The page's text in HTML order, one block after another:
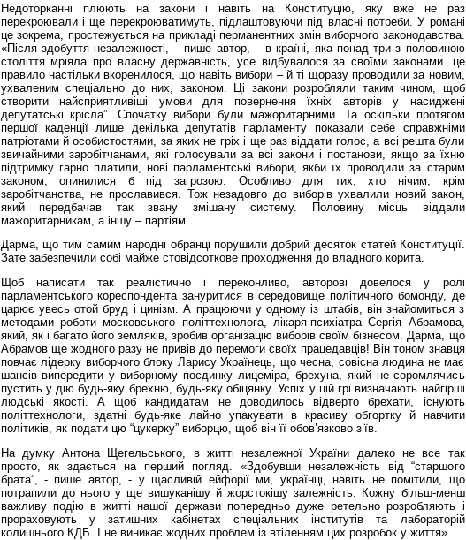
Недоторканні плюють на закони і навіть на Конституцію, яку вже не раз
перекроювали і ще перекроюватимуть, підлаштовуючи під власні потреби. У романі
це зокрема, простежується на прикладі перманентних змін виборчого законодавства.
«Після здобуття незалежності, – пише автор, – в країні, яка понад три з половиною
століття мріяла про власну державність, усе відбувалося за своїми законами. це
правило настільки вкоренилося, що навіть вибори – й ті щоразу проводили за новим,
ухваленим спеціально до них, законом. Ці закони розробляли таким чином, щоб
створити найсприятливіші умови для повернення їхніх авторів у насиджені
депутатські крісла”. Спочатку вибори були мажоритарними. Та оскільки протягом
першої каденції лише декілька депутатів парламенту показали себе справжніми
патріотами й особистостями, за яких не гріх і ще раз віддати голос, а всі решта були
звичайними заробітчанами, які голосували за всі закони і постанови, якщо за їхню
підтримку гарно платили, нові парламентські вибори, якби їх проводили за старим
законом, опинилися б під загрозою. Особливо для тих, хто нічим, крім
заробітчанства, не прославився. Тож незадовго до виборів ухвалили новий закон,
який передбачав так звану змішану систему. Половину місць віддали
мажоритарникам, а іншу – партіям.
Дарма, що тим самим народні обранці порушили добрий десяток статей Конституції.
Зате забезпечили собі майже стовідсоткове проходження до владного корита.
Щоб написати так реалістично і переконливо, авторові довелося у ролі
парламентського кореспондента зануритися в середовище політичного бомонду, де
царює увесь отой бруд і цинізм. А працюючи у одному із штабів, він знайомиться з
методами роботи московського політтехнолога, лікаря-психіатра Сергія Абрамова,
який, як і багато його земляків, зробив організацію виборів своїм бізнесом. Дарма, що
Абрамов ще жодного разу не привів до перемоги своїх працедавців! Він тоном знавця
повчає лідерку виборчого блоку Ларису Українець, що чесна, совісна людина не має
шансів випередити у виборному поєдинку лицеміра, брехуна, який не соромлячись
пустить у дію будь-яку брехню, будь-яку обіцянку. Успіх у цій грі визначають найгірші
людські якості. А щоб кандидатам не доводилось відверто брехати, існують
політтехнологи, здатні будь-яке лайно упакувати в красиву обгортку й навчити
політиків, як подати цю “цукерку” виборцю, щоб він її обов’язково з’їв.
На думку Антона Щегельського, в житті незалежної України далеко не все так
просто, як здається на перший погляд. «Здобувши незалежність від “старшого
брата”, - пише автор, - у щасливій ейфорії ми, українці, навіть не помітили, що
потрапили до нього у ще вишуканішу й жорстокішу залежність. Кожну більш-менш
важливу подію в житті нашої держави попередньо дуже ретельно розробляють і
прораховують у затишних кабінетах спеціальних інститутів та лабораторій
колишнього КДБ. І не виникає жодних проблем із втіленням цих розробок у життя».